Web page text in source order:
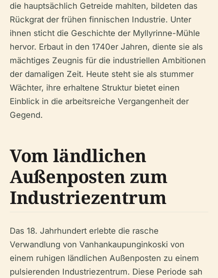
die hauptsächlich Getreide mahlten, bildeten das
Rückgrat der frühen finnischen Industrie. Unter
ihnen sticht die Geschichte der Myllyrinne-Mühle
hervor. Erbaut in den 1740er Jahren, diente sie als
mächtiges Zeugnis für die industriellen Ambitionen
der damaligen Zeit. Heute steht sie als stummer
Wächter, ihre erhaltene Struktur bietet einen
Einblick in die arbeitsreiche Vergangenheit der
Gegend.
Vom ländlichen
Außenposten zum
Industriezentrum
Das 18. Jahrhundert erlebte die rasche
Verwandlung von Vanhankaupunginkoski von
einem ruhigen ländlichen Außenposten zu einem
pulsierenden Industriezentrum. Diese Periode sah